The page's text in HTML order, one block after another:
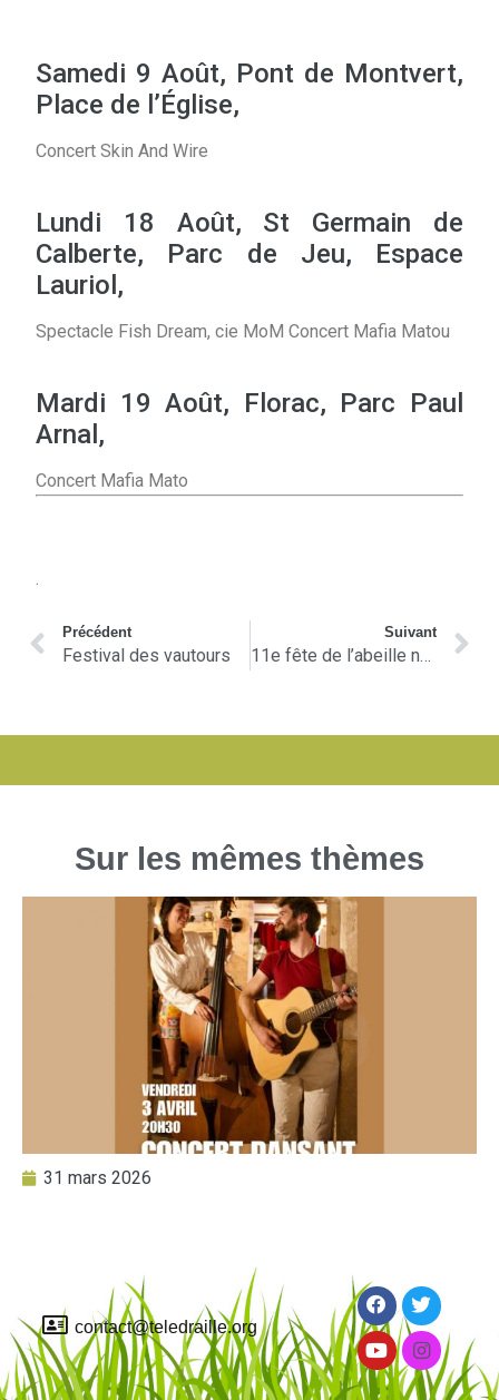
Samedi 9 Août, Pont de Montvert,
Place de l’Église,
Concert Skin And Wire
Lundi 18 Août, St Germain de
Calberte, Parc de Jeu, Espace
Lauriol,
Spectacle Fish Dream, cie MoM Concert Mafia Matou
Mardi 19 Août, Florac, Parc Paul
Arnal,
Concert Mafia Mato
.
Précédent
Festival des vautours
Suivant
11e fête de l’abeille noire
Sur les mêmes thèmes
31 mars 2026
contact@teledraille.org